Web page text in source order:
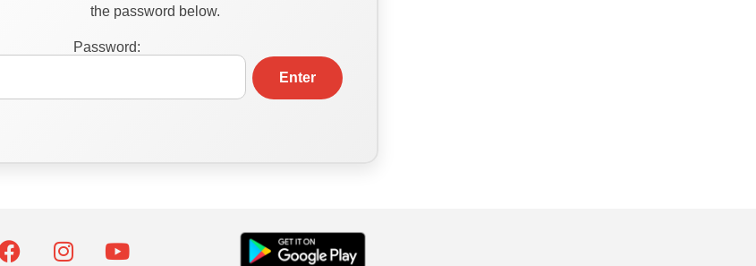
the password below.
Password: